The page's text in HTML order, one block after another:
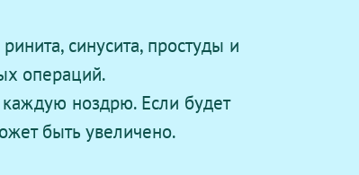
синусита, простуды и
операций.
ноздрю. Если будет
быть увеличено.